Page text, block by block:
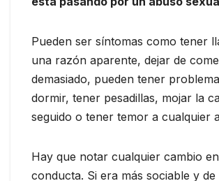
Pueden ser síntomas como tener
una razón aparente, dejar de
demasiado, pueden tener
dormir, tener pesadillas, mojar la
seguido o tener temor a cualquier
Hay que notar cualquier cambio
conducta. Si era más sociable y